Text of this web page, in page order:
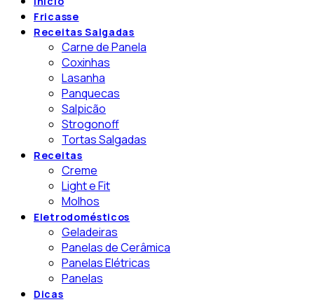
Fricasse
Receitas Salgadas
Carne de Panela
Coxinhas
Lasanha
Panquecas
Salpicão
Strogonoff
Tortas Salgadas
Receitas
Creme
Light e Fit
Molhos
Eletrodomésticos
Geladeiras
Panelas de Cerâmica
Panelas Elétricas
Panelas
Dicas